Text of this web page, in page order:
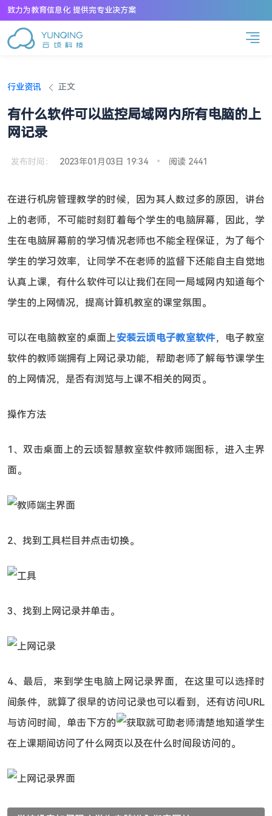
致力为教育信息化 提供完专业决方案
行业资讯 正文
有什么软件可以监控局域网内所有电脑的上
网记录
发布时间： 2023年01月03日 19:34 • 阅读 2441
在进行机房管理教学的时候，因为其人数过多的原因，讲台
上的老师，不可能时刻盯着每个学生的电脑屏幕，因此，学
生在电脑屏幕前的学习情况老师也不能全程保证，为了每个
学生的学习效率，让同学不在老师的监督下还能自主自觉地
认真上课，有什么软件可以让我们在同一局域网内知道每个
学生的上网情况，提高计算机教室的课堂氛围。
可以在电脑教室的桌面上安装云顷电子教室软件，电子教室
软件的教师端拥有上网记录功能，帮助老师了解每节课学生
的上网情况，是否有浏览与上课不相关的网页。
操作方法
1、双击桌面上的云顷智慧教室软件教师端图标，进入主界
面。
2、找到工具栏目并点击切换。
3、找到上网记录并单击。
4、最后，来到学生电脑上网记录界面，在这里可以选择时
间条件，就算了很早的访问记录也可以看到，还有访问URL
与访问时间，单击下方的
就可助老师清楚地知道学生
在上课期间访问了什么网页以及在什么时间段访问的。